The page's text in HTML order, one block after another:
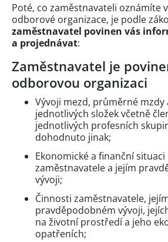
Poté, co zaměstnavateli oznámíte
odborové organizace, je podle
zaměstnavatel povinen vás
a projednávat:
Zaměstnavatel je
odborovou organizaci
Vývoji mezd, průměrné mzdy
jednotlivých složek včetně
jednotlivých profesních
dohodnuto jinak;
Ekonomické a finanční situaci
zaměstnavatele a jejím
vývoji;
Činnosti zaměstnavatele,
pravděpodobném vývoji,
na životní prostředí a jeho
opatřeních;